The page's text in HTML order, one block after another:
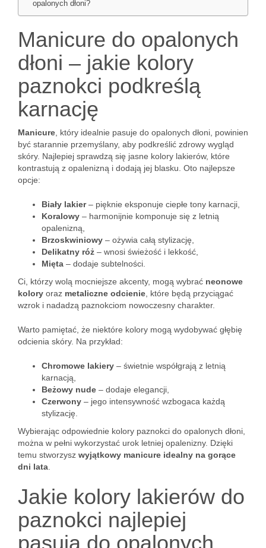
opalonych dłoni?
Manicure do opalonych
dłoni – jakie kolory
paznokci podkreślą
karnację
Manicure , który idealnie pasuje do opalonych dłoni, powinien
być starannie przemyślany, aby podkreślić zdrowy wygląd
skóry. Najlepiej sprawdzą się jasne kolory lakierów, które
kontrastują z opalenizną i dodają jej blasku. Oto najlepsze
opcje:
Biały lakier– pięknie eksponuje ciepłe tony karnacji,
Koralowy – harmonijnie komponuje się z letnią
opalenizną,
Brzoskwiniowy – ożywia całą stylizację,
Delikatny róż – wnosi świeżość i lekkość,
Mięta – dodaje subtelności.
Ci, którzy wolą mocniejsze akcenty, mogą wybrać neonowe
kolory oraz metaliczne odcienie , które będą przyciągać
wzrok i nadadzą paznokciom nowoczesny charakter.
Warto pamiętać, że niektóre kolory mogą wydobywać głębię
odcienia skóry. Na przykład:
Chromowe lakiery – świetnie współgrają z letnią
karnacją,
Beżowy nude – dodaje elegancji,
Czerwony – jego intensywność wzbogaca każdą
stylizację.
Wybierając odpowiednie kolory paznokci do opalonych dłoni,
można w pełni wykorzystać urok letniej opalenizny. Dzięki
temu stworzysz wyjątkowy manicure idealny na gorące
dni lata
Jakie kolory lakierów do
paznokci najlepiej
pasują do opalonych